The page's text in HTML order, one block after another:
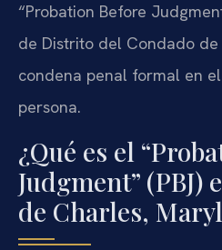
“Probation Before
de Distrito del Condado
condena penal formal en
persona.
¿Qué es el
Judgment” (PBJ)
de Charles,